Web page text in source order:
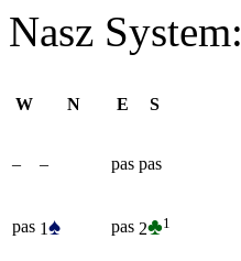
Nasz System:
W N E S
– – pas pas
pas 1♠ pas 2♣1